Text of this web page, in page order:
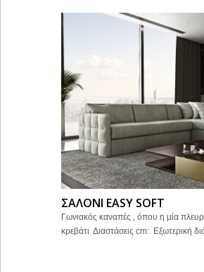
ΣΑΛΟΝΙ EASY SOFT
Γωνιακός καναπές , όπου η μία
κρεβάτι Διαστάσεις cm: Εξωτερική